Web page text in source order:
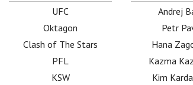
UFC
Oktagon
Clash of The Stars
PFL
KSW
Andrej
Petr
Hana
Kazma
Kim